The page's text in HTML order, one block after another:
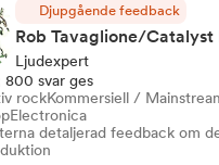
Djupgående feedback
Rob Tavaglione/Catalyst
Ljudexpert
800 svar ges
rockKommersiell /
Electronica
detaljerad feedback om